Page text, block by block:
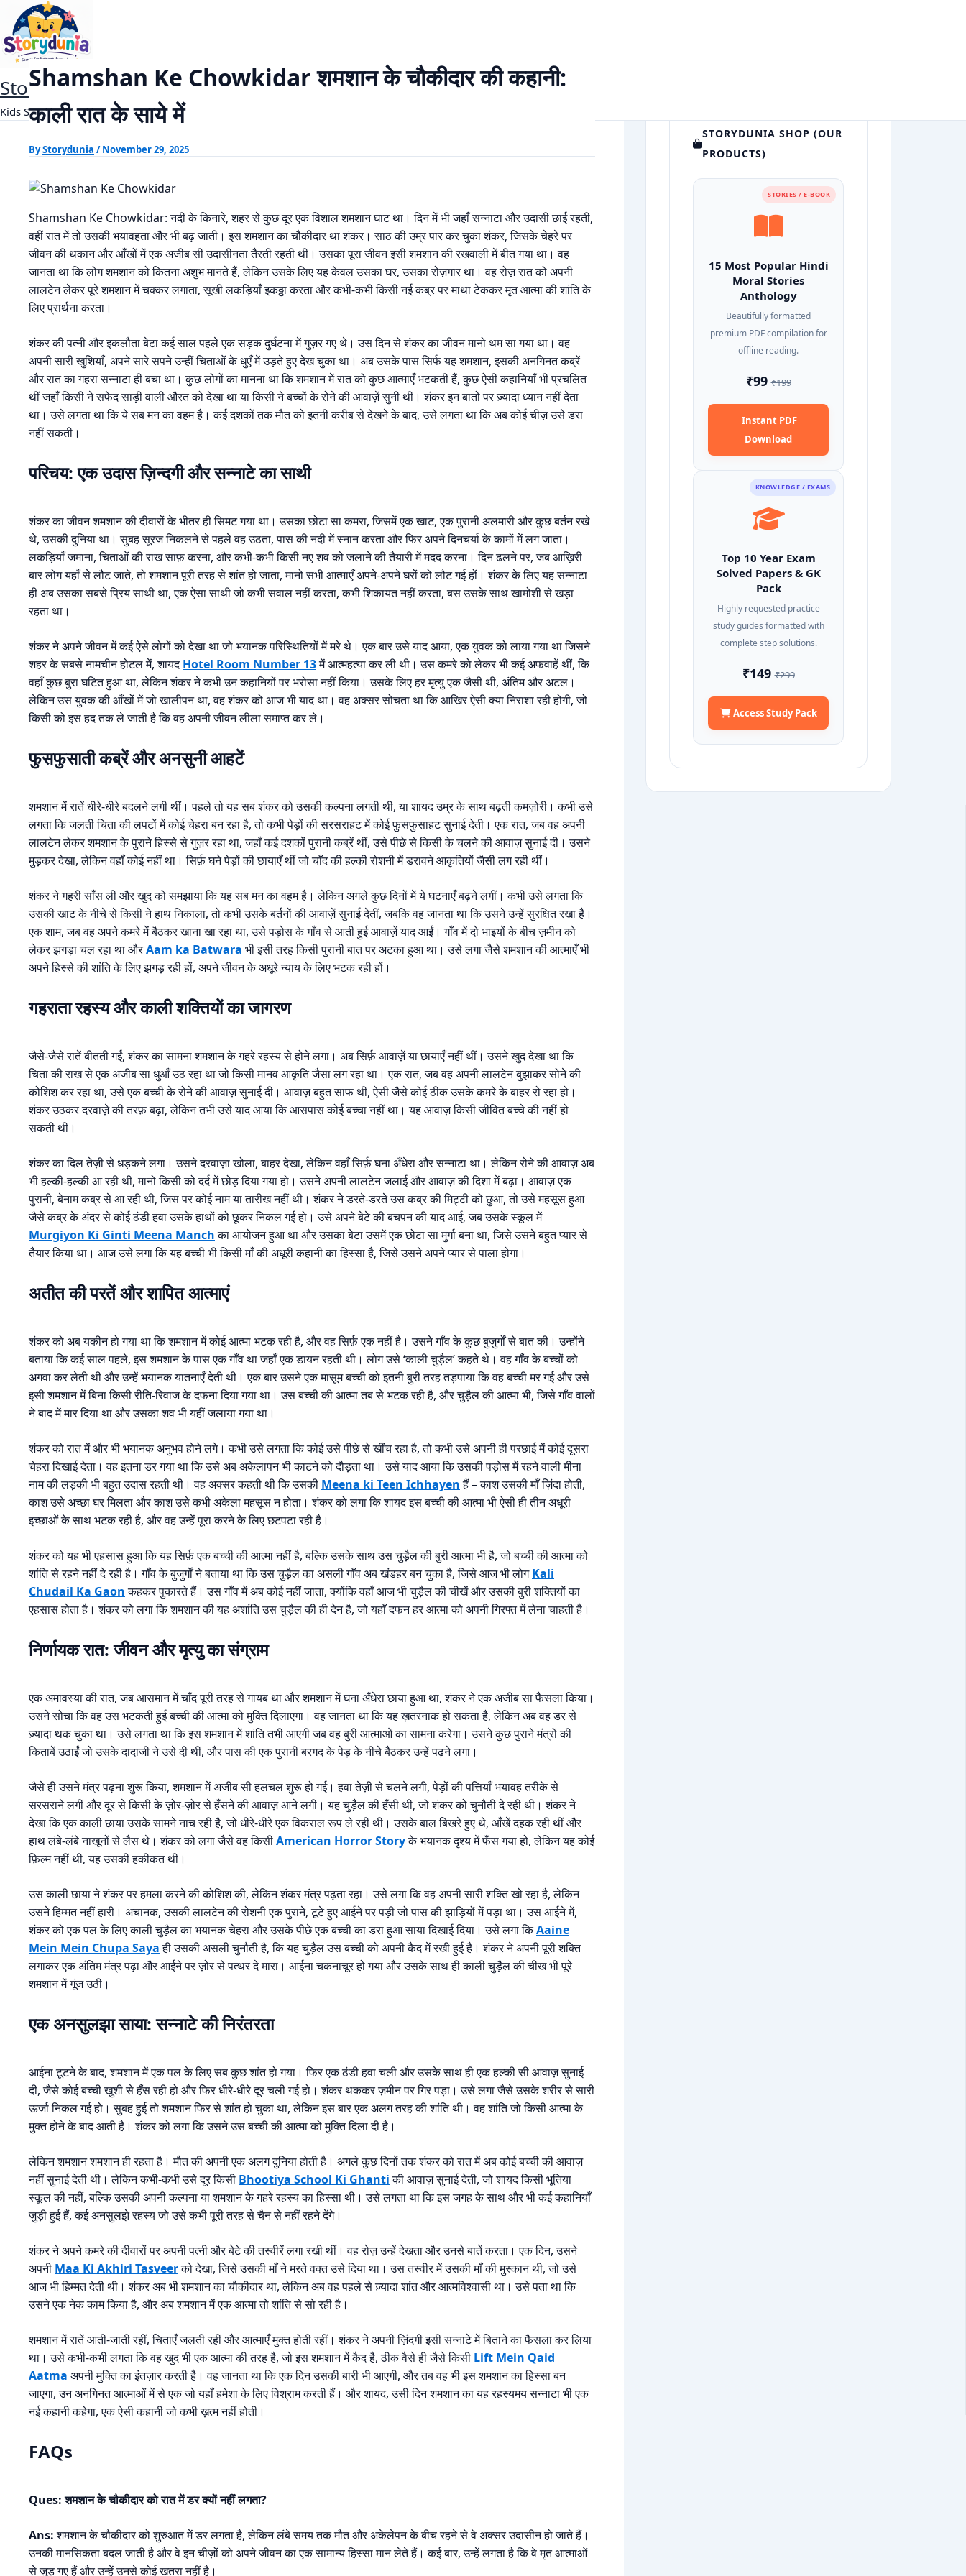
content
StoryDunia
Kids Stories
Home Horror Story
Shamshan Ke Chowkidar शमशान के चौकीदार की कहानी:
काली रात के साये में
ByStorydunia /November 29, 2025
Shamshan Ke Chowkidar: नदी के किनारे, शहर से कुछ दूर एक विशाल शमशान घाट था। दिन में भी जहाँ सन्नाटा और उदासी छाई रहती,
वहीं रात में तो उसकी भयावहता और भी बढ़ जाती। इस शमशान का चौकीदार था शंकर। साठ की उम्र पार कर चुका शंकर, जिसके चेहरे पर
जीवन की थकान और आँखों में एक अजीब सी उदासीनता तैरती रहती थी। उसका पूरा जीवन इसी शमशान की रखवाली में बीत गया था। वह
जानता था कि लोग शमशान को कितना अशुभ मानते हैं, लेकिन उसके लिए यह केवल उसका घर, उसका रोज़गार था। वह रोज़ रात को अपनी
लालटेन लेकर पूरे शमशान में चक्कर लगाता, सूखी लकड़ियाँ इकठ्ठा करता और कभी-कभी किसी नई कब्र पर माथा टेककर मृत आत्मा की शांति के
लिए प्रार्थना करता।
शंकर की पत्नी और इकलौता बेटा कई साल पहले एक सड़क दुर्घटना में गुज़र गए थे। उस दिन से शंकर का जीवन मानो थम सा गया था। वह
अपनी सारी खुशियाँ, अपने सारे सपने उन्हीं चिताओं के धुएँ में उड़ते हुए देख चुका था। अब उसके पास सिर्फ यह शमशान, इसकी अनगिनत कब्रें
और रात का गहरा सन्नाटा ही बचा था। कुछ लोगों का मानना था कि शमशान में रात को कुछ आत्माएँ भटकती हैं, कुछ ऐसी कहानियाँ भी प्रचलित
थीं जहाँ किसी ने सफेद साड़ी वाली औरत को देखा था या किसी ने बच्चों के रोने की आवाज़ें सुनी थीं। शंकर इन बातों पर ज़्यादा ध्यान नहीं देता
था। उसे लगता था कि ये सब मन का वहम है। कई दशकों तक मौत को इतनी करीब से देखने के बाद, उसे लगता था कि अब कोई चीज़ उसे डरा
नहीं सकती।
परिचय: एक उदास ज़िन्दगी और सन्नाटे का साथी
शंकर का जीवन शमशान की दीवारों के भीतर ही सिमट गया था। उसका छोटा सा कमरा, जिसमें एक खाट, एक पुरानी अलमारी और कुछ बर्तन रखे
थे, उसकी दुनिया था। सुबह सूरज निकलने से पहले वह उठता, पास की नदी में स्नान करता और फिर अपने दिनचर्या के कामों में लग जाता।
लकड़ियाँ जमाना, चिताओं की राख साफ़ करना, और कभी-कभी किसी नए शव को जलाने की तैयारी में मदद करना। दिन ढलने पर, जब आख़िरी
बार लोग यहाँ से लौट जाते, तो शमशान पूरी तरह से शांत हो जाता, मानो सभी आत्माएँ अपने-अपने घरों को लौट गई हों। शंकर के लिए यह सन्नाटा
ही अब उसका सबसे प्रिय साथी था, एक ऐसा साथी जो कभी सवाल नहीं करता, कभी शिकायत नहीं करता, बस उसके साथ खामोशी से खड़ा
रहता था।
शंकर ने अपने जीवन में कई ऐसे लोगों को देखा था जो भयानक परिस्थितियों में मरे थे। एक बार उसे याद आया, एक युवक को लाया गया था जिसने
शहर के सबसे नामचीन होटल में, शायदHotel Room Number 13में आत्महत्या कर ली थी। उस कमरे को लेकर भी कई अफवाहें थीं, कि
वहाँ कुछ बुरा घटित हुआ था, लेकिन शंकर ने कभी उन कहानियों पर भरोसा नहीं किया। उसके लिए हर मृत्यु एक जैसी थी, अंतिम और अटल।
लेकिन उस युवक की आँखों में जो खालीपन था, वह शंकर को आज भी याद था। वह अक्सर सोचता था कि आखिर ऐसी क्या निराशा रही होगी, जो
किसी को इस हद तक ले जाती है कि वह अपनी जीवन लीला समाप्त कर ले।
फुसफुसाती कब्रें और अनसुनी आहटें
शमशान में रातें धीरे-धीरे बदलने लगी थीं। पहले तो यह सब शंकर को उसकी कल्पना लगती थी, या शायद उम्र के साथ बढ़ती कमज़ोरी। कभी उसे
लगता कि जलती चिता की लपटों में कोई चेहरा बन रहा है, तो कभी पेड़ों की सरसराहट में कोई फुसफुसाहट सुनाई देती। एक रात, जब वह अपनी
लालटेन लेकर शमशान के पुराने हिस्से से गुज़र रहा था, जहाँ कई दशकों पुरानी कब्रें थीं, उसे पीछे से किसी के चलने की आवाज़ सुनाई दी। उसने
मुड़कर देखा, लेकिन वहाँ कोई नहीं था। सिर्फ़ घने पेड़ों की छायाएँ थीं जो चाँद की हल्की रोशनी में डरावने आकृतियों जैसी लग रही थीं।
शंकर ने गहरी साँस ली और खुद को समझाया कि यह सब मन का वहम है। लेकिन अगले कुछ दिनों में ये घटनाएँ बढ़ने लगीं। कभी उसे लगता कि
उसकी खाट के नीचे से किसी ने हाथ निकाला, तो कभी उसके बर्तनों की आवाज़ें सुनाई देतीं, जबकि वह जानता था कि उसने उन्हें सुरक्षित रखा है।
एक शाम, जब वह अपने कमरे में बैठकर खाना खा रहा था, उसे पड़ोस के गाँव से आती हुई आवाज़ें याद आईं। गाँव में दो भाइयों के बीच ज़मीन को
लेकर झगड़ा चल रहा था औरAam ka Batwara भी इसी तरह किसी पुरानी बात पर अटका हुआ था। उसे लगा जैसे शमशान की आत्माएँ भी
अपने हिस्से की शांति के लिए झगड़ रही हों, अपने जीवन के अधूरे न्याय के लिए भटक रही हों।
गहराता रहस्य और काली शक्तियों का जागरण
जैसे-जैसे रातें बीतती गईं, शंकर का सामना शमशान के गहरे रहस्य से होने लगा। अब सिर्फ़ आवाज़ें या छायाएँ नहीं थीं। उसने खुद देखा था कि
चिता की राख से एक अजीब सा धुआँ उठ रहा था जो किसी मानव आकृति जैसा लग रहा था। एक रात, जब वह अपनी लालटेन बुझाकर सोने की
कोशिश कर रहा था, उसे एक बच्ची के रोने की आवाज़ सुनाई दी। आवाज़ बहुत साफ थी, ऐसी जैसे कोई ठीक उसके कमरे के बाहर रो रहा हो।
शंकर उठकर दरवाज़े की तरफ़ बढ़ा, लेकिन तभी उसे याद आया कि आसपास कोई बच्चा नहीं था। यह आवाज़ किसी जीवित बच्चे की नहीं हो
सकती थी।
शंकर का दिल तेज़ी से धड़कने लगा। उसने दरवाज़ा खोला, बाहर देखा, लेकिन वहाँ सिर्फ़ घना अँधेरा और सन्नाटा था। लेकिन रोने की आवाज़ अब
भी हल्की-हल्की आ रही थी, मानो किसी को दर्द में छोड़ दिया गया हो। उसने अपनी लालटेन जलाई और आवाज़ की दिशा में बढ़ा। आवाज़ एक
पुरानी, बेनाम कब्र से आ रही थी, जिस पर कोई नाम या तारीख नहीं थी। शंकर ने डरते-डरते उस कब्र की मिट्टी को छुआ, तो उसे महसूस हुआ
जैसे कब्र के अंदर से कोई ठंडी हवा उसके हाथों को छूकर निकल गई हो। उसे अपने बेटे की बचपन की याद आई, जब उसके स्कूल में
Murgiyon Ki Ginti Meena Manchका आयोजन हुआ था और उसका बेटा उसमें एक छोटा सा मुर्गा बना था, जिसे उसने बहुत प्यार से
तैयार किया था। आज उसे लगा कि यह बच्ची भी किसी माँ की अधूरी कहानी का हिस्सा है, जिसे उसने अपने प्यार से पाला होगा।
अतीत की परतें और शापित आत्माएं
शंकर को अब यकीन हो गया था कि शमशान में कोई आत्मा भटक रही है, और वह सिर्फ़ एक नहीं है। उसने गाँव के कुछ बुजुर्गों से बात की। उन्होंने
बताया कि कई साल पहले, इस शमशान के पास एक गाँव था जहाँ एक डायन रहती थी। लोग उसे ‘काली चुड़ैल’ कहते थे। वह गाँव के बच्चों को
अगवा कर लेती थी और उन्हें भयानक यातनाएँ देती थी। एक बार उसने एक मासूम बच्ची को इतनी बुरी तरह तड़पाया कि वह बच्ची मर गई और उसे
इसी शमशान में बिना किसी रीति-रिवाज के दफना दिया गया था। उस बच्ची की आत्मा तब से भटक रही है, और चुड़ैल की आत्मा भी, जिसे गाँव वालों
ने बाद में मार दिया था और उसका शव भी यहीं जलाया गया था।
शंकर को रात में और भी भयानक अनुभव होने लगे। कभी उसे लगता कि कोई उसे पीछे से खींच रहा है, तो कभी उसे अपनी ही परछाई में कोई दूसरा
चेहरा दिखाई देता। वह इतना डर गया था कि उसे अब अकेलापन भी काटने को दौड़ता था। उसे याद आया कि उसकी पड़ोस में रहने वाली मीना
नाम की लड़की भी बहुत उदास रहती थी। वह अक्सर कहती थी कि उसकी Meena ki Teen Ichhayenहैं – काश उसकी माँ ज़िंदा होती,
काश उसे अच्छा घर मिलता और काश उसे कभी अकेला महसूस न होता। शंकर को लगा कि शायद इस बच्ची की आत्मा भी ऐसी ही तीन अधूरी
इच्छाओं के साथ भटक रही है, और वह उन्हें पूरा करने के लिए छटपटा रही है।
शंकर को यह भी एहसास हुआ कि यह सिर्फ़ एक बच्ची की आत्मा नहीं है, बल्कि उसके साथ उस चुड़ैल की बुरी आत्मा भी है, जो बच्ची की आत्मा को
शांति से रहने नहीं दे रही है। गाँव के बुजुर्गों ने बताया था कि उस चुड़ैल का असली गाँव अब खंडहर बन चुका है, जिसे आज भी लोगKali
Chudail Ka Gaonकहकर पुकारते हैं। उस गाँव में अब कोई नहीं जाता, क्योंकि वहाँ आज भी चुड़ैल की चीखें और उसकी बुरी शक्तियों का
एहसास होता है। शंकर को लगा कि शमशान की यह अशांति उस चुड़ैल की ही देन है, जो यहाँ दफन हर आत्मा को अपनी गिरफ्त में लेना चाहती है।
निर्णायक रात: जीवन और मृत्यु का संग्राम
एक अमावस्या की रात, जब आसमान में चाँद पूरी तरह से गायब था और शमशान में घना अँधेरा छाया हुआ था, शंकर ने एक अजीब सा फैसला किया।
उसने सोचा कि वह उस भटकती हुई बच्ची की आत्मा को मुक्ति दिलाएगा। वह जानता था कि यह ख़तरनाक हो सकता है, लेकिन अब वह डर से
ज़्यादा थक चुका था। उसे लगता था कि इस शमशान में शांति तभी आएगी जब वह बुरी आत्माओं का सामना करेगा। उसने कुछ पुराने मंत्रों की
किताबें उठाईं जो उसके दादाजी ने उसे दी थीं, और पास की एक पुरानी बरगद के पेड़ के नीचे बैठकर उन्हें पढ़ने लगा।
जैसे ही उसने मंत्र पढ़ना शुरू किया, शमशान में अजीब सी हलचल शुरू हो गई। हवा तेज़ी से चलने लगी, पेड़ों की पत्तियाँ भयावह तरीके से
सरसराने लगीं और दूर से किसी के ज़ोर-ज़ोर से हँसने की आवाज़ आने लगी। यह चुड़ैल की हँसी थी, जो शंकर को चुनौती दे रही थी। शंकर ने
देखा कि एक काली छाया उसके सामने नाच रही है, जो धीरे-धीरे एक विकराल रूप ले रही थी। उसके बाल बिखरे हुए थे, आँखें दहक रही थीं और
हाथ लंबे-लंबे नाखूनों से लैस थे। शंकर को लगा जैसे वह किसीAmerican Horror Storyके भयानक दृश्य में फँस गया हो, लेकिन यह कोई
फ़िल्म नहीं थी, यह उसकी हकीकत थी।
उस काली छाया ने शंकर पर हमला करने की कोशिश की, लेकिन शंकर मंत्र पढ़ता रहा। उसे लगा कि वह अपनी सारी शक्ति खो रहा है, लेकिन
उसने हिम्मत नहीं हारी। अचानक, उसकी लालटेन की रोशनी एक पुराने, टूटे हुए आईने पर पड़ी जो पास की झाड़ियों में पड़ा था। उस आईने में,
शंकर को एक पल के लिए काली चुड़ैल का भयानक चेहरा और उसके पीछे एक बच्ची का डरा हुआ साया दिखाई दिया। उसे लगा किAaine
Mein Mein Chupa Sayaही उसकी असली चुनौती है, कि यह चुड़ैल उस बच्ची को अपनी कैद में रखी हुई है। शंकर ने अपनी पूरी शक्ति
लगाकर एक अंतिम मंत्र पढ़ा और आईने पर ज़ोर से पत्थर दे मारा। आईना चकनाचूर हो गया और उसके साथ ही काली चुड़ैल की चीख भी पूरे
शमशान में गूंज उठी।
एक अनसुलझा साया: सन्नाटे की निरंतरता
आईना टूटने के बाद, शमशान में एक पल के लिए सब कुछ शांत हो गया। फिर एक ठंडी हवा चली और उसके साथ ही एक हल्की सी आवाज़ सुनाई
दी, जैसे कोई बच्ची खुशी से हँस रही हो और फिर धीरे-धीरे दूर चली गई हो। शंकर थककर ज़मीन पर गिर पड़ा। उसे लगा जैसे उसके शरीर से सारी
ऊर्जा निकल गई हो। सुबह हुई तो शमशान फिर से शांत हो चुका था, लेकिन इस बार एक अलग तरह की शांति थी। वह शांति जो किसी आत्मा के
मुक्त होने के बाद आती है। शंकर को लगा कि उसने उस बच्ची की आत्मा को मुक्ति दिला दी है।
लेकिन शमशान शमशान ही रहता है। मौत की अपनी एक अलग दुनिया होती है। अगले कुछ दिनों तक शंकर को रात में अब कोई बच्ची की आवाज़
नहीं सुनाई देती थी। लेकिन कभी-कभी उसे दूर किसी Bhootiya School Ki Ghantiकी आवाज़ सुनाई देती, जो शायद किसी भूतिया
स्कूल की नहीं, बल्कि उसकी अपनी कल्पना या शमशान के गहरे रहस्य का हिस्सा थी। उसे लगता था कि इस जगह के साथ और भी कई कहानियाँ
जुड़ी हुई हैं, कई अनसुलझे रहस्य जो उसे कभी पूरी तरह से चैन से नहीं रहने देंगे।
शंकर ने अपने कमरे की दीवारों पर अपनी पत्नी और बेटे की तस्वीरें लगा रखी थीं। वह रोज़ उन्हें देखता और उनसे बातें करता। एक दिन, उसने
अपनी Maa Ki Akhiri Tasveerको देखा, जिसे उसकी माँ ने मरते वक्त उसे दिया था। उस तस्वीर में उसकी माँ की मुस्कान थी, जो उसे
आज भी हिम्मत देती थी। शंकर अब भी शमशान का चौकीदार था, लेकिन अब वह पहले से ज़्यादा शांत और आत्मविश्वासी था। उसे पता था कि
उसने एक नेक काम किया है, और अब शमशान में एक आत्मा तो शांति से सो रही है।
शमशान में रातें आती-जाती रहीं, चिताएँ जलती रहीं और आत्माएँ मुक्त होती रहीं। शंकर ने अपनी ज़िंदगी इसी सन्नाटे में बिताने का फैसला कर लिया
था। उसे कभी-कभी लगता कि वह खुद भी एक आत्मा की तरह है, जो इस शमशान में कैद है, ठीक वैसे ही जैसे किसी Lift Mein Qaid
Aatma अपनी मुक्ति का इंतज़ार करती है। वह जानता था कि एक दिन उसकी बारी भी आएगी, और तब वह भी इस शमशान का हिस्सा बन
जाएगा, उन अनगिनत आत्माओं में से एक जो यहाँ हमेशा के लिए विश्राम करती हैं। और शायद, उसी दिन शमशान का यह रहस्यमय सन्नाटा भी एक
नई कहानी कहेगा, एक ऐसी कहानी जो कभी ख़त्म नहीं होती।
FAQs
Ques: शमशान के चौकीदार को रात में डर क्यों नहीं लगता?
Ans:शमशान के चौकीदार को शुरुआत में डर लगता है, लेकिन लंबे समय तक मौत और अकेलेपन के बीच रहने से वे अक्सर उदासीन हो जाते हैं।
उनकी मानसिकता बदल जाती है और वे इन चीज़ों को अपने जीवन का एक सामान्य हिस्सा मान लेते हैं। कई बार, उन्हें लगता है कि वे मृत आत्माओं
से जुड़ गए हैं और उन्हें उनसे कोई खतरा नहीं है।
STORYDUNIA SHOP (OUR
PRODUCTS)
STORIES / E-BOOK
15 Most Popular Hindi
Moral Stories
Anthology
Beautifully formatted
premium PDF compilation for
offline reading.
₹99₹199
Instant PDF
Download
KNOWLEDGE / EXAMS
Top 10 Year Exam
Solved Papers & GK
Pack
Highly requested practice
study guides formatted with
complete step solutions.
₹149₹299
Access Study Pack